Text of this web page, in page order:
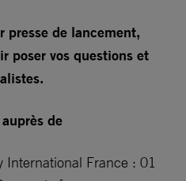
presse de lancement,
poser vos questions et
de
International France : 01